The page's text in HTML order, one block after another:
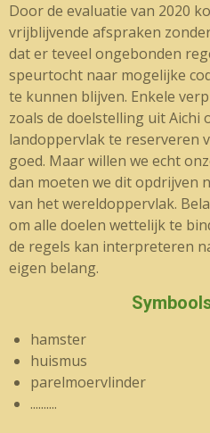
Door de evaluatie van 2020
vrijblijvende afspraken
dat er teveel ongebonden
speurtocht naar mogelijke
te kunnen blijven. Enkele
zoals de doelstelling uit Aichi
landoppervlak te reserveren
goed. Maar willen we echt
dan moeten we dit opdrijven
van het wereldoppervlak.
om alle doelen wettelijk te
de regels kan interpreteren
eigen belang.
hamster
huismus
parelmoervlinder
..........